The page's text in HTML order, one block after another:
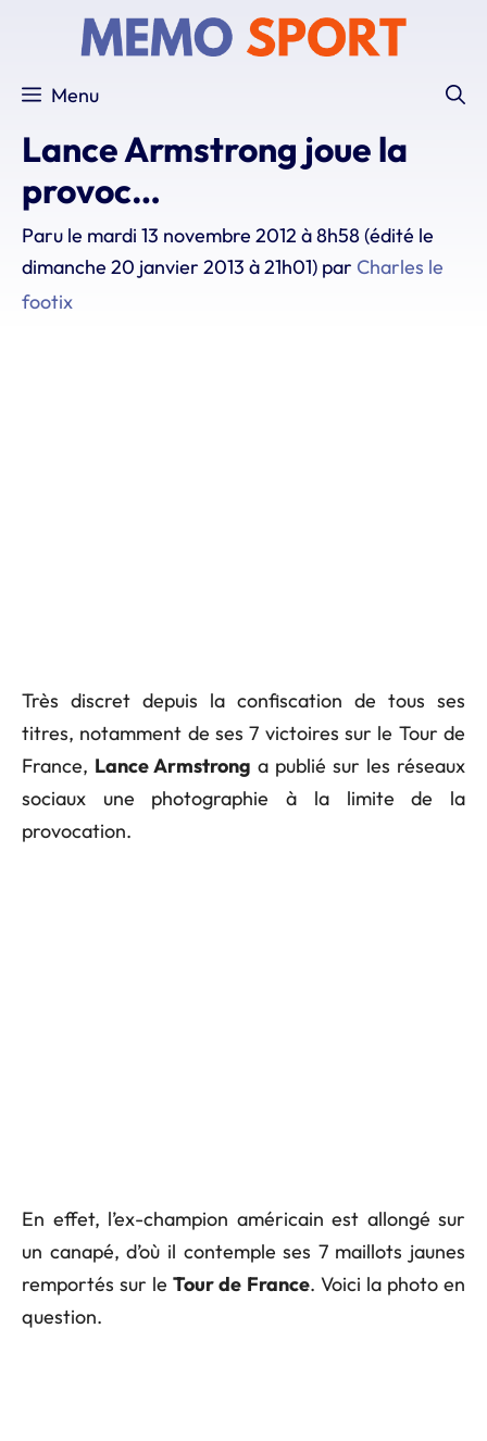
Menu
Lance Armstrong joue la
provoc…
Paru le mardi 13 novembre 2012 à 8h58(édité le
dimanche 20 janvier 2013 à 21h01) par Charles le
footix
Très discret depuis la confiscation de tous ses
titres, notamment de ses 7 victoires sur le Tour de
France, Lance Armstrong a publié sur les réseaux
sociaux une photographie à la limite de la
provocation.
En effet, l’ex-champion américain est allongé sur
un canapé, d’où il contemple ses 7 maillots jaunes
remportés sur leTour de France. Voici la photo en
question.